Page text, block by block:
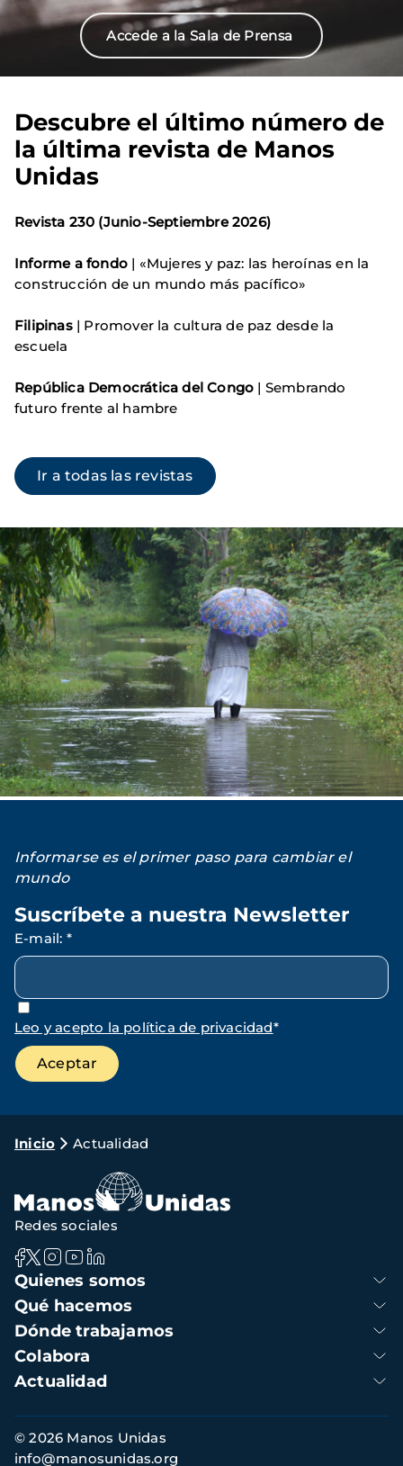
Accede a la Sala de Prensa
Imagen
Descubre el último número de
la última revista de Manos
Unidas
Revista 230 (Junio-Septiembre 2026)
Informe a fondo | «Mujeres y paz: las heroínas en la
construcción de un mundo más pacífico»
Filipinas| Promover la cultura de paz desde la
escuela
República Democrática del Congo | Sembrando
futuro frente al hambre
Ir a todas las revistas
Informarse es el primer paso para cambiar el
mundo
Suscríbete a nuestra Newsletter
E-mail: *
Leo y acepto la política de privacidad*
Ruta
navegación
Inicio Actualidad
Navegación
principal
Quienes somos
Qué hacemos
Dónde trabajamos
Colabora
Actualidad
Redes sociales
Información
de
© 2026 Manos Unidas
info@manosunidas.org